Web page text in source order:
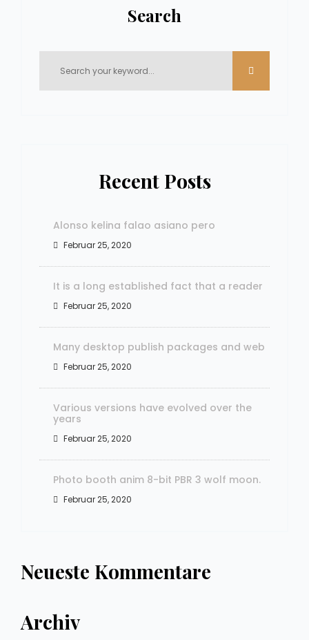
Search
Recent Posts
Alonso kelina falao asiano pero
Februar 25, 2020
It is a long established fact that a reader
Februar 25, 2020
Many desktop publish packages and web
Februar 25, 2020
Various versions have evolved over the
years
Februar 25, 2020
Photo booth anim 8-bit PBR 3 wolf moon.
Februar 25, 2020
Neueste Kommentare
Archiv